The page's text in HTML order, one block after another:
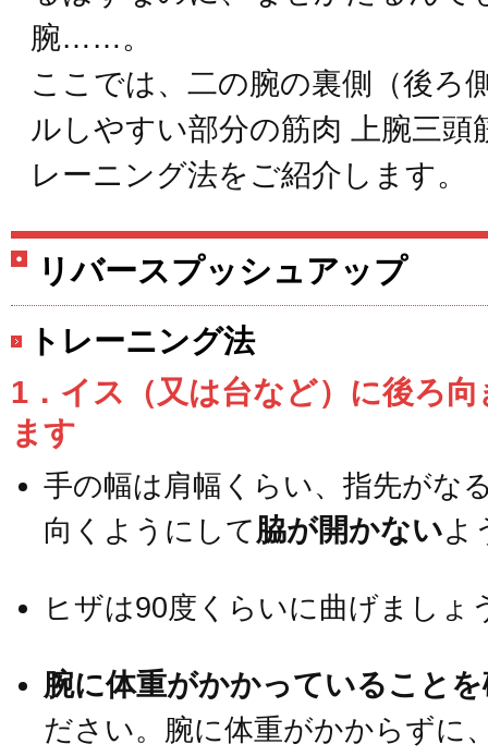
腕……。
ここでは、二の腕の裏側（後ろ
ルしやすい部分の筋肉 上腕三頭
レーニング法をご紹介します。
リバースプッシュアップ
トレーニング法
1．イス（又は台など）に後ろ
ます
手の幅は肩幅くらい、指先がな
向くようにして 脇が開かないよ
ヒザは90度くらいに曲げましょ
腕に体重がかかっていること
ださい。腕に体重がかからずに